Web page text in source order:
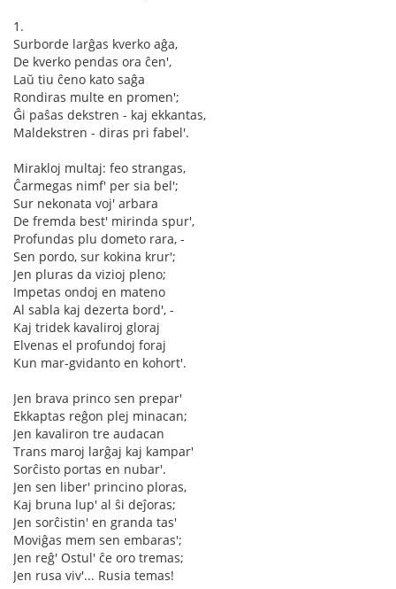
1.
Surborde larĝas kverko aĝa,
De kverko pendas ora ĉen',
Laŭ tiu ĉeno kato saĝa
Rondiras multe en promen';
Ĝi paŝas dekstren - kaj ekkantas,
Maldekstren - diras pri fabel'.
Mirakloj multaj: feo strangas,
Ĉarmegas nimf' per sia bel';
Sur nekonata voj' arbara
De fremda best' mirinda spur',
Profundas plu dometo rara, -
Sen pordo, sur kokina krur';
Jen pluras da vizioj pleno;
Impetas ondoj en mateno
Al sabla kaj dezerta bord', -
Kaj tridek kavaliroj gloraj
Elvenas el profundoj foraj
Kun mar-gvidanto en kohort'.
Jen brava princo sen prepar'
Ekkaptas reĝon plej minacan;
Jen kavaliron tre audacan
Trans maroj larĝaj kaj kampar'
Sorĉisto portas en nubar'.
Jen sen liber' princino ploras,
Kaj bruna lup' al ŝi deĵoras;
Jen sorĉistin' en granda tas'
Moviĝas mem sen embaras';
Jen reĝ' Ostul' ĉe oro tremas;
Jen rusa viv'... Rusia temas!